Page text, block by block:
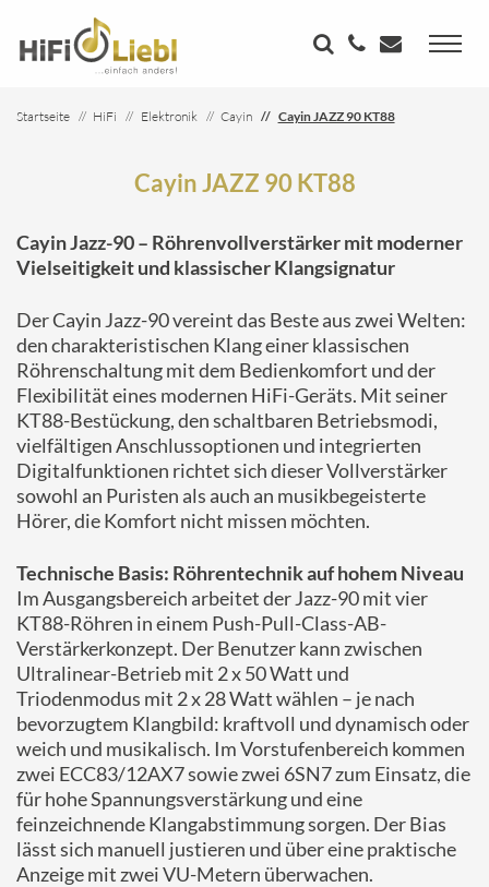
Startseite HiFi Elektronik Cayin Cayin JAZZ 90 KT88
Cayin JAZZ 90 KT88
Cayin Jazz-90 – Röhrenvollverstärker mit moderner
Vielseitigkeit und klassischer Klangsignatur
Der Cayin Jazz-90 vereint das Beste aus zwei Welten:
den charakteristischen Klang einer klassischen
Röhrenschaltung mit dem Bedienkomfort und der
Flexibilität eines modernen HiFi-Geräts. Mit seiner
KT88-Bestückung, den schaltbaren Betriebsmodi,
vielfältigen Anschlussoptionen und integrierten
Digitalfunktionen richtet sich dieser Vollverstärker
sowohl an Puristen als auch an musikbegeisterte
Hörer, die Komfort nicht missen möchten.
Technische Basis: Röhrentechnik auf hohem Niveau
Im Ausgangsbereich arbeitet der Jazz-90 mit vier
KT88-Röhren in einem Push-Pull-Class-AB-
Verstärkerkonzept. Der Benutzer kann zwischen
Ultralinear-Betrieb mit 2 x 50 Watt und
Triodenmodus mit 2 x 28 Watt wählen – je nach
bevorzugtem Klangbild: kraftvoll und dynamisch oder
weich und musikalisch. Im Vorstufenbereich kommen
zwei ECC83/12AX7 sowie zwei 6SN7 zum Einsatz, die
für hohe Spannungsverstärkung und eine
feinzeichnende Klangabstimmung sorgen. Der Bias
lässt sich manuell justieren und über eine praktische
Anzeige mit zwei VU-Metern überwachen.